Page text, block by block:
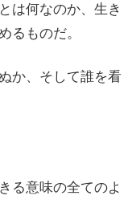
は何なのか、生き
るものだ。
か、そして誰を看
る意味の全てのよ